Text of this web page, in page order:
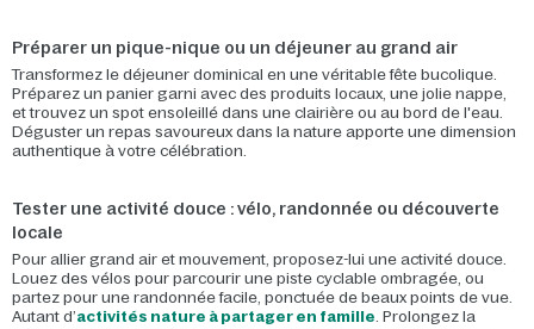
Préparer un pique-nique ou un déjeuner au grand air
Transformez le déjeuner dominical en une véritable fête bucolique.
Préparez un panier garni avec des produits locaux, une jolie nappe,
et trouvez un spot ensoleillé dans une clairière ou au bord de l'eau.
Déguster un repas savoureux dans la nature apporte une dimension
authentique à votre célébration.
Tester une activité douce : vélo, randonnée ou découverte
locale
Pour allier grand air et mouvement, proposez-lui une activité douce.
Louez des vélos pour parcourir une piste cyclable ombragée, ou
partez pour une randonnée facile, ponctuée de beaux points de vue.
Autant d’activités nature à partager en famille. Prolongez la